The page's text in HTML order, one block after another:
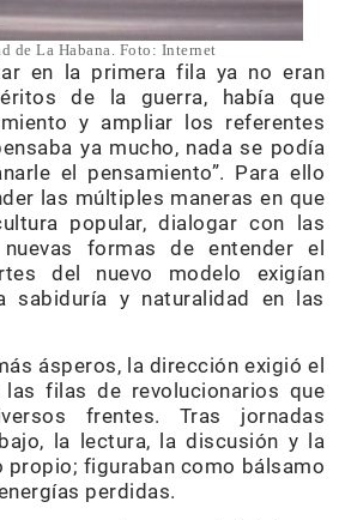
de La Habana. Foto: Internet
en la primera fila ya no eran
de la guerra, había que
y ampliar los referentes
ya mucho, nada se podía
el pensamiento”. Para ello
las múltiples maneras en que
popular, dialogar con las
formas de entender el
del nuevo modelo exigían
sabiduría y naturalidad en las
ásperos, la dirección exigió el
filas de revolucionarios que
frentes. Tras jornadas
la lectura, la discusión y la
propio; figuraban como bálsamo
perdidas.